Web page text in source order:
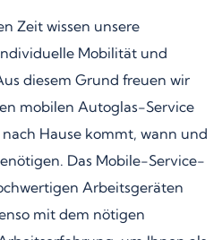
Zeit wissen unsere
Mobilität und
diesem Grund freuen wir
mobilen Autoglas-Service
Hause kommt, wann und
Das Mobile-Service-
Arbeitsgeräten
mit dem nötigen